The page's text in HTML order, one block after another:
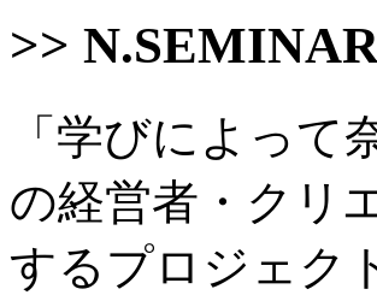
>>
「学びによっ
の経営者・クリ
するプロジェク